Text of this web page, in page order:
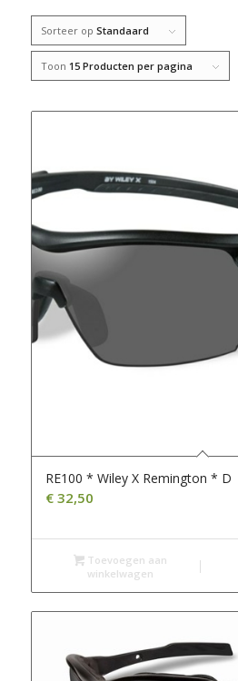
Sorteer op Standaard
Toon 15 Producten per pagina
RE100 * Wiley X Remington * D
€32,50
Toevoegen aan
winkelwagen